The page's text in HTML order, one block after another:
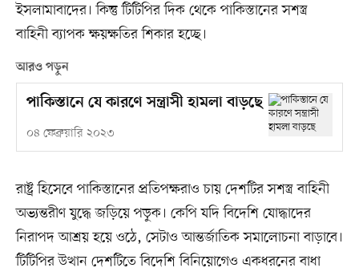
ইসলামাবাদের। কিন্তু টিটিপির দিক থেকে পাকিস্তানের সশস্ত্র
বাহিনী ব্যাপক ক্ষয়ক্ষতির শিকার হচ্ছে।
আরও পড়ুন
পাকিস্তানে যে কারণে সন্ত্রাসী হামলা বাড়ছে
০৪ ফেব্রুয়ারি ২০২৩
রাষ্ট্র হিসেবে পাকিস্তানের প্রতিপক্ষরাও চায় দেশটির সশস্ত্র বাহিনী
অভ্যন্তরীণ যুদ্ধে জড়িয়ে পড়ুক। কেপি যদি বিদেশি যোদ্ধাদের
নিরাপদ আশ্রয় হয়ে ওঠে, সেটাও আন্তর্জাতিক সমালোচনা বাড়াবে।
টিটিপির উত্থান দেশটিতে বিদেশি বিনিয়োগেও একধরনের বাধা